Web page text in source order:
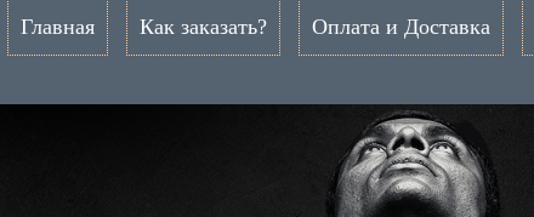
Главная Как заказать? Оплата и Доставка